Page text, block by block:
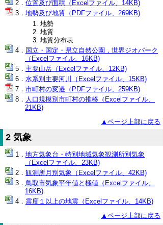
位置及び面積（Excelファイル、14KB)
地勢及び地質（PDFファイル、269KB)
地勢
地質
地質分布表
国立・国定・県立自然公園，世界ジオパーク
（Excelファイル、16KB)
主要山岳（Excelファイル、12KB)
水系別主要河川（Excelファイル、15KB)
市町村の変遷（PDFファイル、259KB)
人口規模別市町村の推移（Excelファイル、
21KB)
▲ページ上部に戻る
2 気象
地方気象台・特別地域気象観測所別気象
（Excelファイル、23KB)
観測所月別気象（Excelファイル、42KB)
鳥取市気象平年値と極値（Excelファイル、
16KB)
震度１以上の地震（Excelファイル、14KB)
▲ページ上部に戻る